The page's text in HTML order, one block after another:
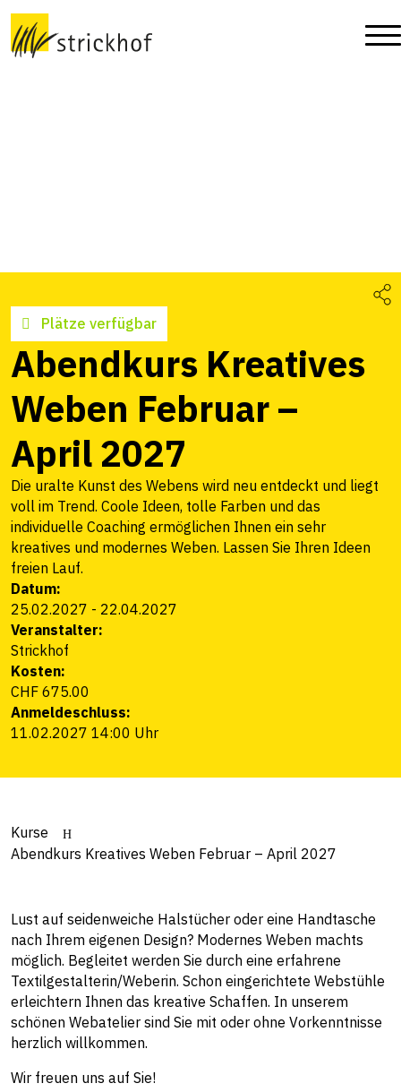
Plätze verfügbar
Abendkurs Kreatives
Weben Februar –
April 2027
Die uralte Kunst des Webens wird neu entdeckt und liegt
voll im Trend. Coole Ideen, tolle Farben und das
individuelle Coaching ermöglichen Ihnen ein sehr
kreatives und modernes Weben. Lassen Sie Ihren Ideen
freien Lauf.
Datum:
25.02.2027 - 22.04.2027
Veranstalter:
Strickhof
Kosten:
CHF 675.00
Anmeldeschluss:
11.02.2027 14:00 Uhr
Kurse
Abendkurs Kreatives Weben Februar – April 2027
Lust auf seidenweiche Halstücher oder eine Handtasche
nach Ihrem eigenen Design? Modernes Weben machts
möglich. Begleitet werden Sie durch eine erfahrene
Textilgestalterin/Weberin. Schon eingerichtete Webstühle
erleichtern Ihnen das kreative Schaffen. In unserem
schönen Webatelier sind Sie mit oder ohne Vorkenntnisse
herzlich willkommen.
Wir freuen uns auf Sie!